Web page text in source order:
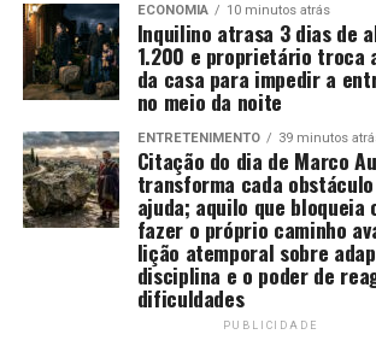
ECONOMIA 10 minutos atrás
Inquilino atrasa 3 dias de
1.200 e proprietário troca
da casa para impedir a
no meio da noite
ENTRETENIMENTO 39 minutos
Citação do dia de Marco
transforma cada
ajuda; aquilo que bloqueia
fazer o próprio caminho
lição atemporal sobre
disciplina e o poder de
dificuldades
PUBLICIDADE